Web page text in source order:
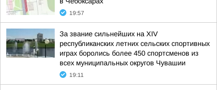
19:57
За звание сильнейших на XIV
республиканских летних сельских спортивных
играх боролись более 450 спортсменов из
всех муниципальных округов Чувашии
19:11